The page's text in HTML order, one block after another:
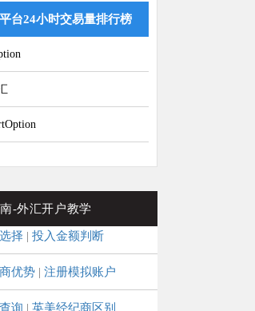
台24小时交易量排行榜
-外汇开户教学
择 | 投入金额判断
优势 | 注册模拟账户
询 | 英美经纪商区别